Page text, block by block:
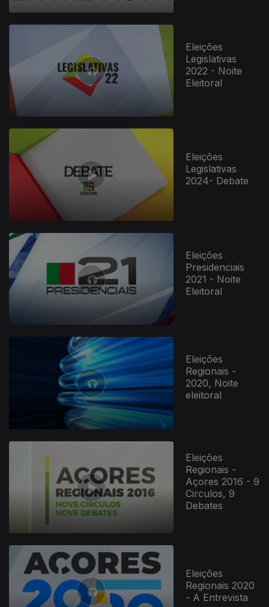
Eleições
Legislativas
2022 - Noite
Eleitoral
Eleições
Legislativas
2024- Debate
Eleições
Presidenciais
2021 - Noite
Eleitoral
Eleições
Regionais -
2020, Noite
eleitoral
Eleições
Regionais -
Açores 2016 - 9
Circulos, 9
Debates
Eleições
Regionais 2020
- A Entrevista